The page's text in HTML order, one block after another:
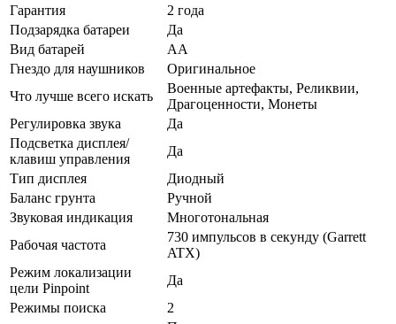
Гарантия
2 года
Подзарядка батареи
Да
Вид батарей
AA
Гнездо для наушников
Оригинальное
Что лучше всего искать
Военные артефакты, Реликвии,
Драгоценности, Монеты
Регулировка звука
Да
Подсветка дисплея/
клавиш управления
Да
Тип дисплея
Диодный
Баланс грунта
Ручной
Звуковая индикация
Многотональная
Рабочая частота
730 импульсов в секунду (Garrett
ATX)
Режим локализации
цели Pinpoint
Да
Режимы поиска
2